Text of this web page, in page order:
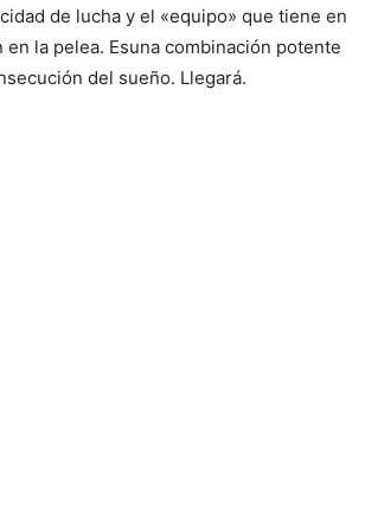
de lucha y el «equipo» que tiene en
en la pelea. Esuna combinación potente
del sueño. Llegará.